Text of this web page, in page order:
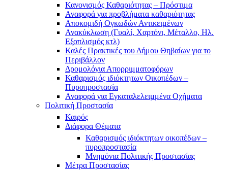
Κανονισμός Καθαριότητας – Πρόστιμα
Αναφορά για προβλήματα καθαριότητας
Αποκομιδή Ογκωδών Αντικειμένων
Ανακύκλωση (Γυαλί, Χαρτόνι, Μέταλλο, Ηλ.
Εξοπλισμός κτλ)
Καλές Πρακτικές του Δήμου Θηβαίων για το
Περιβάλλον
Δρομολόγια Απορριμματοφόρων
Καθαρισμός ιδιόκτητων Οικοπέδων –
Πυροπροστασία
Αναφορά για Εγκαταλελειμμένα Οχήματα
Πολιτική Προστασία
Καιρός
Διάφορα Θέματα
Καθαρισμός ιδιόκτητων οικοπέδων –
πυροπροστασία
Μνημόνια Πολιτικής Προστασίας
Μέτρα Προστασίας